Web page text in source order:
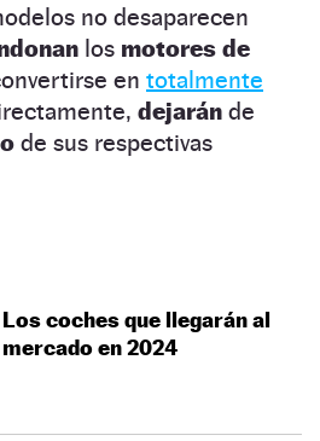
no desaparecen
los motores de
en totalmente
dejarán de
de sus respectivas
Los coches que llegarán al
mercado en 2024